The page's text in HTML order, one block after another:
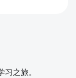
之旅。